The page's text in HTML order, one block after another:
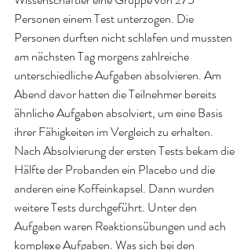
Personen einem Test unterzogen. Die
Personen durften nicht schlafen und mussten
am nächsten Tag morgens zahlreiche
unterschiedliche Aufgaben absolvieren. Am
Abend davor hatten die Teilnehmer bereits
ähnliche Aufgaben absolviert, um eine Basis
ihrer Fähigkeiten im Vergleich zu erhalten.
Nach Absolvierung der ersten Tests bekam die
Hälfte der Probanden ein Placebo und die
anderen eine Koffeinkapsel. Dann wurden
weitere Tests durchgeführt. Unter den
Aufgaben waren Reaktionsübungen und ach
komplexe Aufgaben. Was sich bei den